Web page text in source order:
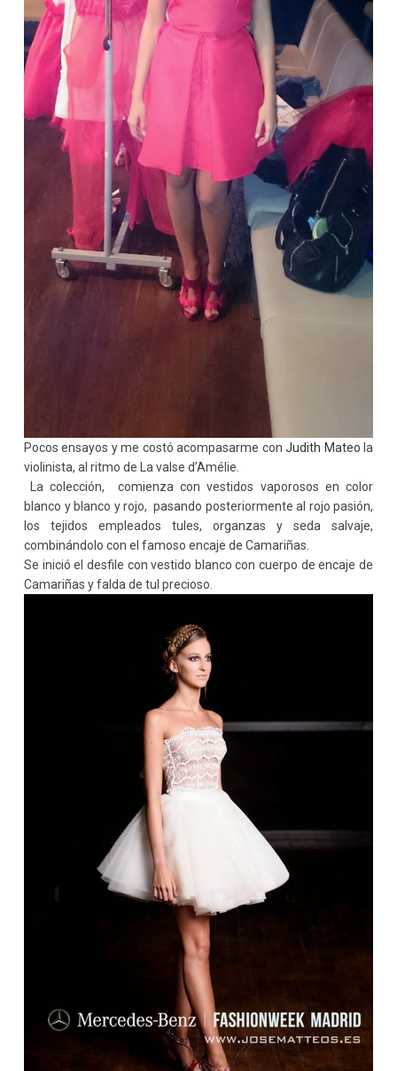
Pocos ensayos y me costó acompasarme conJudith Mateo la
violinista, al ritmo de La valse d’Amélie.
La colección, comienza con vestidos vaporosos en color
blanco y blanco y rojo, pasando posteriormente al rojo pasión,
los tejidos empleados tules, organzas y seda salvaje,
combinándolo con el famoso encaje de Camariñas.
Se inició el desfile con vestido blanco con cuerpo de encaje de
Camariñas y falda de tul precioso.